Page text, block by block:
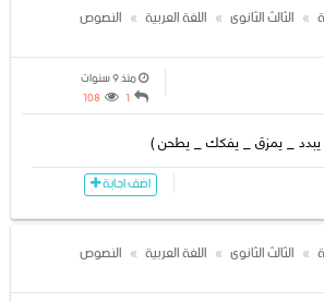
الثالث الثانوى اللغة العربية النصوص
منذ 9 سنوات
1
108
يبدد _ يمزق _ يفكك _ يطحن )
اضف اجابة
الثالث الثانوى اللغة العربية النصوص